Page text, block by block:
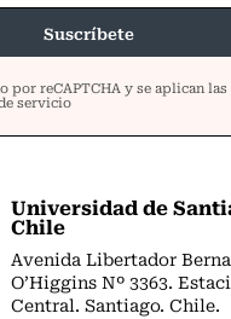
Universidad de
Chile
Avenida Libertador
O’Higgins Nº 3363.
Central. Santiago. Chile.